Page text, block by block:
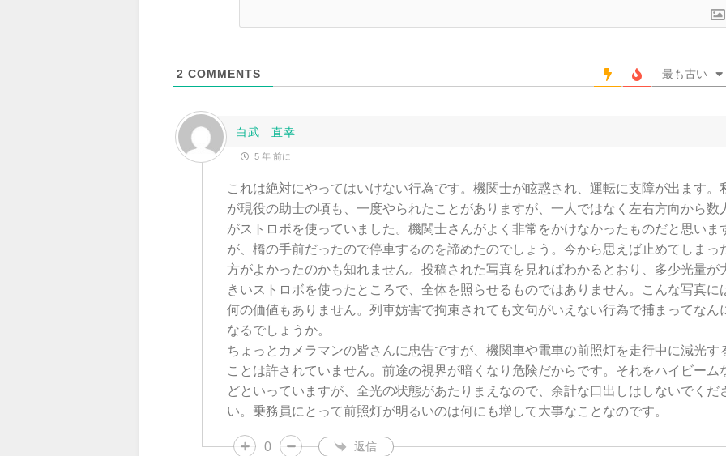
2 COMMENTS 最も古い
白武 直幸
5 年 前に
これは絶対にやってはいけない行為です。機関士が眩惑され、運転に支障が出ます。
が現役の助士の頃も、一度やられたことがありますが、一人ではなく左右方向から数
がストロボを使っていました。機関士さんがよく非常をかけなかったものだと思いま
が、橋の手前だったので停車するのを諦めたのでしょう。今から思えば止めてしまっ
方がよかったのかも知れません。投稿された写真を見ればわかるとおり、多少光量が
きいストロボを使ったところで、全体を照らせるものではありません。こんな写真に
何の価値もありません。列車妨害で拘束されても文句がいえない行為で捕まってなん
なるでしょうか。
ちょっとカメラマンの皆さんに忠告ですが、機関車や電車の前照灯を走行中に減光す
ことは許されていません。前途の視界が暗くなり危険だからです。それをハイビーム
どといっていますが、全光の状態があたりまえなので、余計な口出しはしないでくだ
い。乗務員にとって前照灯が明るいのは何にも増して大事なことなのです。
0 返信